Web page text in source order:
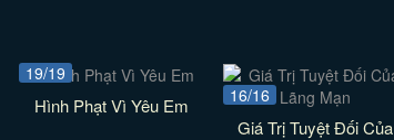
19/19
Hình Phạt Vì Yêu Em 16/16
Giá Trị Tuyệt Đối Của